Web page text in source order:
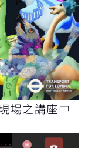
場之講座中